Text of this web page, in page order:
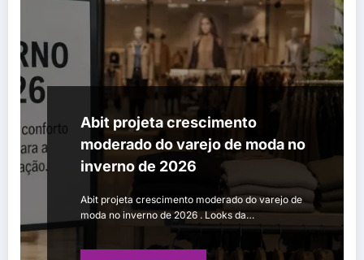
Abit projeta crescimento
moderado do varejo de moda no
inverno de 2026
Abit projeta crescimento moderado do varejo de
moda no inverno de 2026 . Looks da…